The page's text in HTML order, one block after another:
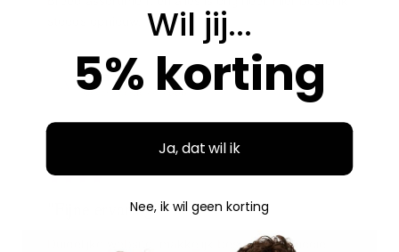
Aidan
Geverifieerde aankoop
"
"Fijne ervaring"
Duidelijke website, makkelijk bestellen en mooie
Wil jij...
5% korting
Ja, dat wil ik
Nee, ik wil geen korting